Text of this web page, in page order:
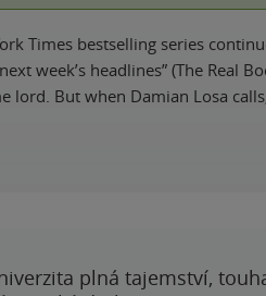
Times bestselling series
week’s headlines” (The Real
lord. But when Damian Losa
plná tajemství,